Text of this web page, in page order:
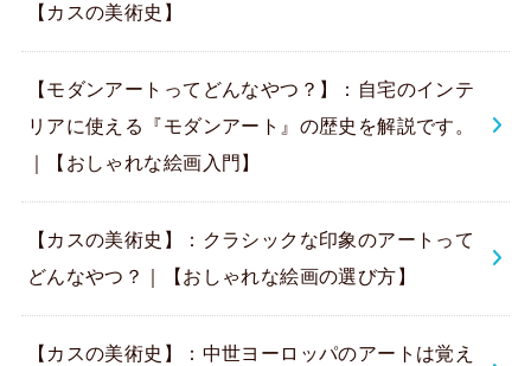
【カスの美術史】
【モダンアートってどんなやつ？】：自宅のインテ
リアに使える『モダンアート』の歴史を解説です。
｜【おしゃれな絵画入門】
【カスの美術史】：クラシックな印象のアートって
どんなやつ？｜【おしゃれな絵画の選び方】
【カスの美術史】：中世ヨーロッパのアートは覚え